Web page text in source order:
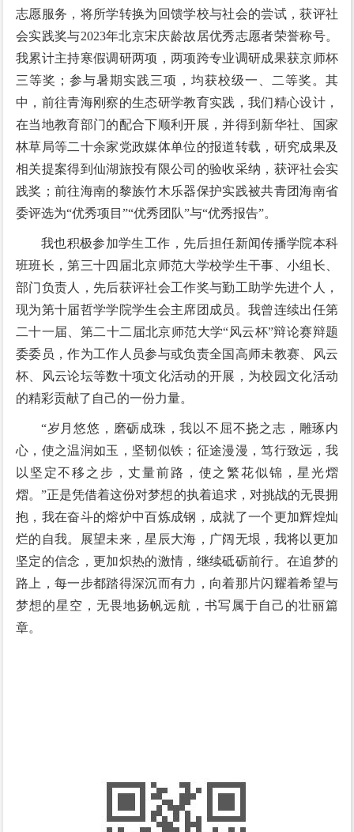
志愿服务，将所学转换为回馈学校与社会的尝试，获评社
会实践奖与2023年北京宋庆龄故居优秀志愿者荣誉称号。
我累计主持寒假调研两项，两项跨专业调研成果获京师杯
三等奖；参与暑期实践三项，均获校级一、二等奖。其
中，前往青海刚察的生态研学教育实践，我们精心设计，
在当地教育部门的配合下顺利开展，并得到新华社、国家
林草局等二十余家党政媒体单位的报道转载，研究成果及
相关提案得到仙湖旅投有限公司的验收采纳，获评社会实
践奖；前往海南的黎族竹木乐器保护实践被共青团海南省
委评选为“优秀项目”“优秀团队”与“优秀报告”。
我也积极参加学生工作，先后担任新闻传播学院本科
班班长，第三十四届北京师范大学校学生干事、小组长、
部门负责人，先后获评社会工作奖与勤工助学先进个人，
现为第十届哲学学院学生会主席团成员。我曾连续出任第
二十一届、第二十二届北京师范大学“风云杯”辩论赛辩题
委委员，作为工作人员参与或负责全国高师未教赛、风云
杯、风云论坛等数十项文化活动的开展，为校园文化活动
的精彩贡献了自己的一份力量。
“岁月悠悠，磨砺成珠，我以不屈不挠之志，雕琢内
心，使之温润如玉，坚韧似铁；征途漫漫，笃行致远，我
以坚定不移之步，丈量前路，使之繁花似锦，星光熠
熠。”正是凭借着这份对梦想的执着追求，对挑战的无畏拥
抱，我在奋斗的熔炉中百炼成钢，成就了一个更加辉煌灿
烂的自我。展望未来，星辰大海，广阔无垠，我将以更加
坚定的信念，更加炽热的激情，继续砥砺前行。在追梦的
路上，每一步都踏得深沉而有力，向着那片闪耀着希望与
梦想的星空，无畏地扬帆远航，书写属于自己的壮丽篇
章。